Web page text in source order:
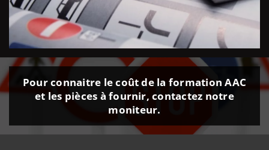
Pour connaitre le coût de la formation AAC
et les pièces à fournir, contactez notre
moniteur.